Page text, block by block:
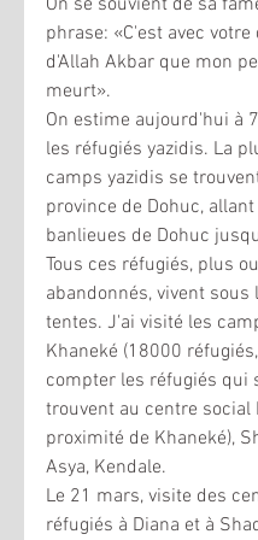
On se souvient de sa
phrase: «C'est avec votre
d'Allah Akbar que mon
meurt».
On estime aujourd'hui à
les réfugiés yazidis. La
camps yazidis se
province de Dohuc,
banlieues de Dohuc
Tous ces réfugiés, plus
abandonnés, vivent sous
tentes. J'ai visité les
Khaneké (18000
compter les réfugiés qui
trouvent au centre social
proximité de Khaneké),
Asya, Kendale.
Le 21 mars, visite des
réfugiés à Diana et à